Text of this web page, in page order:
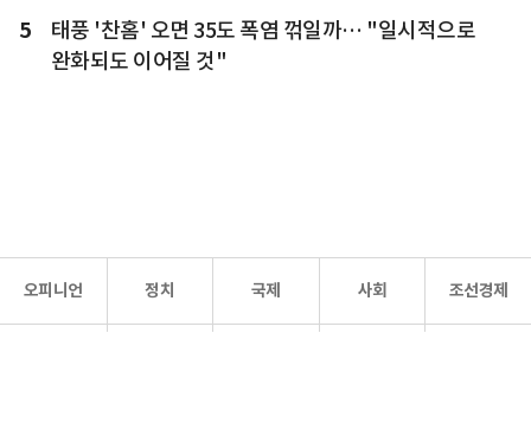
5
태풍 '찬홈' 오면 35도 폭염 꺾일까… "일시적으로
완화되도 이어질 것"
오피니언 정치 국제 사회 조선경제